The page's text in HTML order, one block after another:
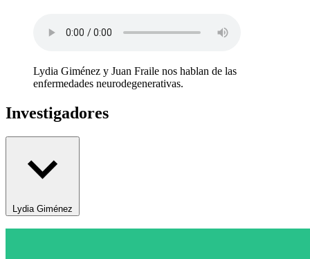
Lydia Giménez y Juan Fraile nos hablan de las
enfermedades neurodegenerativas.
Investigadores
Lydia Giménez